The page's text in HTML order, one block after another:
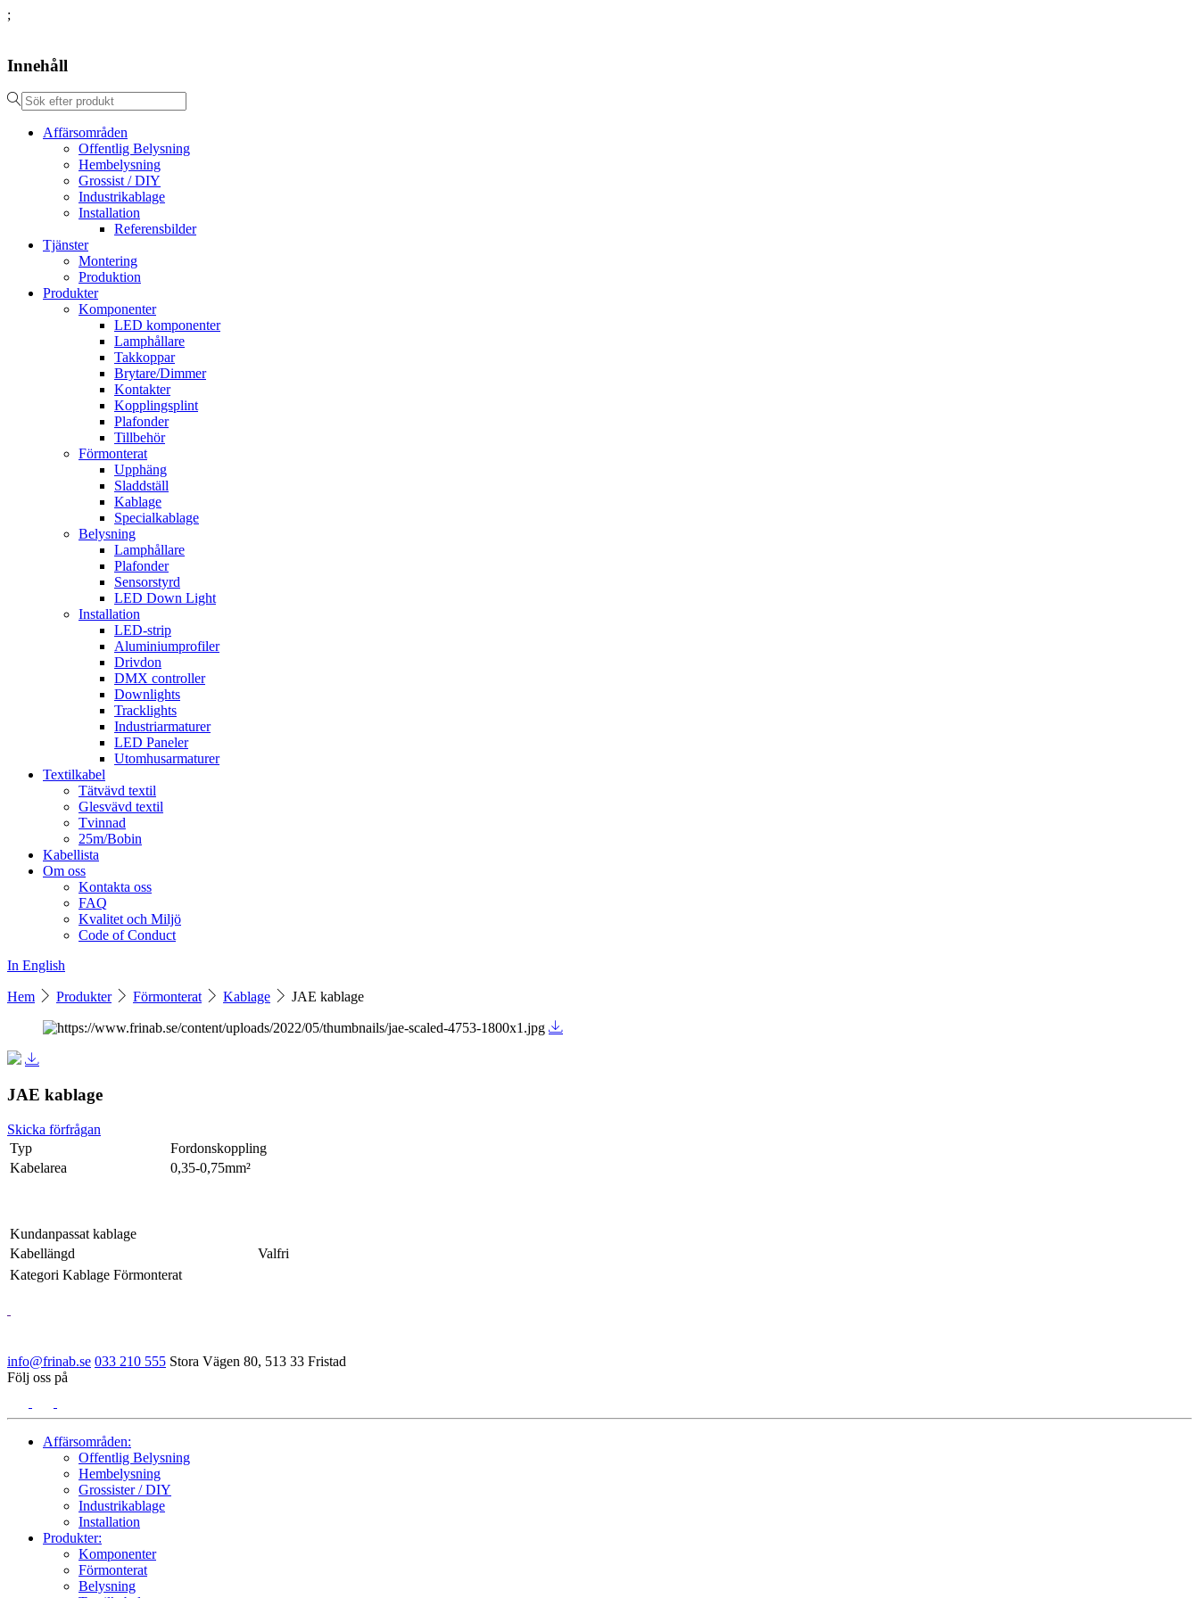
;
Innehåll
Affärsområden
Offentlig Belysning
Hembelysning
Grossist / DIY
Industrikablage
Installation
Referensbilder
Tjänster
Montering
Produktion
Produkter
Komponenter
LED komponenter
Lamphållare
Takkoppar
Brytare/Dimmer
Kontakter
Kopplingsplint
Plafonder
Tillbehör
Förmonterat
Upphäng
Sladdställ
Kablage
Specialkablage
Belysning
Lamphållare
Plafonder
Sensorstyrd
LED Down Light
Installation
LED-strip
Aluminiumprofiler
Drivdon
DMX controller
Downlights
Tracklights
Industriarmaturer
LED Paneler
Utomhusarmaturer
Textilkabel
Tätvävd textil
Glesvävd textil
Tvinnad
25m/Bobin
Kabellista
Om oss
Kontakta oss
FAQ
Kvalitet och Miljö
Code of Conduct
In English
Hem Produkter Förmonterat Kablage JAE kablage
JAE kablage
Skicka förfrågan
Typ
Fordonskoppling
Kabelarea
0,35-0,75mm²
Kundanpassat kablage
Kabellängd
Valfri
Kategori Kablage Förmonterat
info@frinab.se 033 210 555 Stora Vägen 80, 513 33 Fristad
Följ oss på
Affärsområden:
Offentlig Belysning
Hembelysning
Grossister / DIY
Industrikablage
Installation
Produkter:
Komponenter
Förmonterat
Belysning